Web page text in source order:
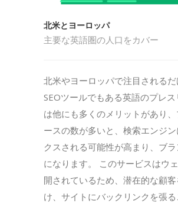
北米とヨーロッパ
主要な英語圏の人口をカバー
北米やヨーロッパで注目されるだ
SEOツールでもある英語のプレ
は他にも多くのメリットがあり、
ースの数が多いと、検索エンジ
クスされる可能性が高まり、ブ
になります。 このサービスはウ
開されているため、潜在的な顧
け、サイトにバックリンクを張る